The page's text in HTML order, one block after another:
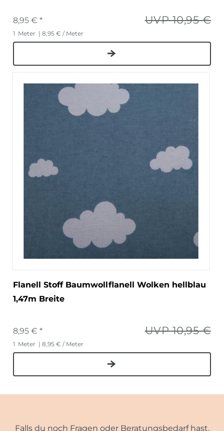
UVP 10,95 €
8,95 € *
1 Meter | 8,95 € / Meter
Flanell Stoff Baumwollflanell Wolken hellblau
1,47m Breite
UVP 10,95 €
8,95 € *
1 Meter | 8,95 € / Meter
Falls du noch Fragen oder Beratungsbedarf hast,